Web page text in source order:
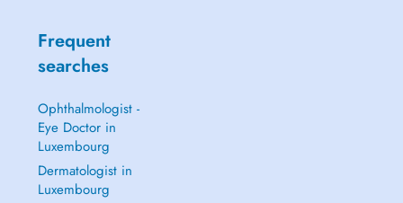
Frequent
searches
Ophthalmologist -
Eye Doctor in
Luxembourg
Dermatologist in
Luxembourg